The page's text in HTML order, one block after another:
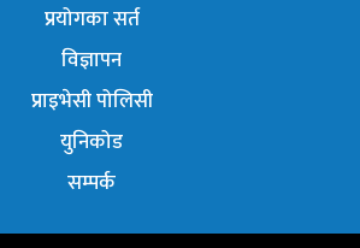
प्रयोगका सर्त
विज्ञापन
प्राइभेसी पोलिसी
युनिकोड
सम्पर्क